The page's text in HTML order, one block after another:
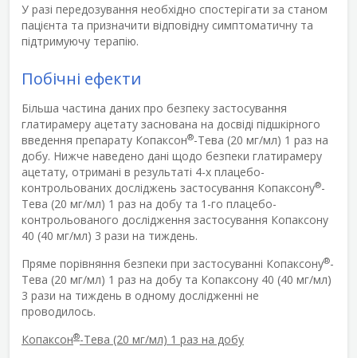
У разі передозування необхідно спостерігати за станом
пацієнта та призначити відповідну симптоматичну та
підтримуючу терапію.
Побічні ефекти
Більша частина даних про безпеку застосування
глатирамеру ацетату заснована на досвіді підшкірного
введення препарату Копаксон®-Тева (20 мг/мл) 1 раз на
добу. Нижче наведено дані щодо безпеки глатирамеру
ацетату, отримані в результаті 4-х плацебо-
контрольованих досліджень застосування Копаксону®-
Тева (20 мг/мл) 1 раз на добу та 1-го плацебо-
контрольованого дослідження застосування Копаксону
40 (40 мг/мл) 3 рази на тиждень.
Пряме порівняння безпеки при застосуванні Копаксону®-
Тева (20 мг/мл) 1 раз на добу та Копаксону 40 (40 мг/мл)
3 рази на тиждень в одному дослідженні не
проводилось.
Копаксон®-Тева (20 мг/мл) 1 раз на добу